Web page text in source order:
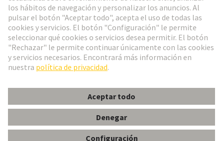
España Español
© Grupo Tecnológico HARTING
ImprintPolítica de privacidad
Configuración de cookies
Información al cliente